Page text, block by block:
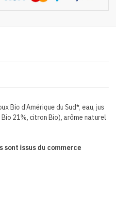
Bio d’Amérique du Sud*, eau, jus
21%, citron Bio), arôme naturel
issus du commerce